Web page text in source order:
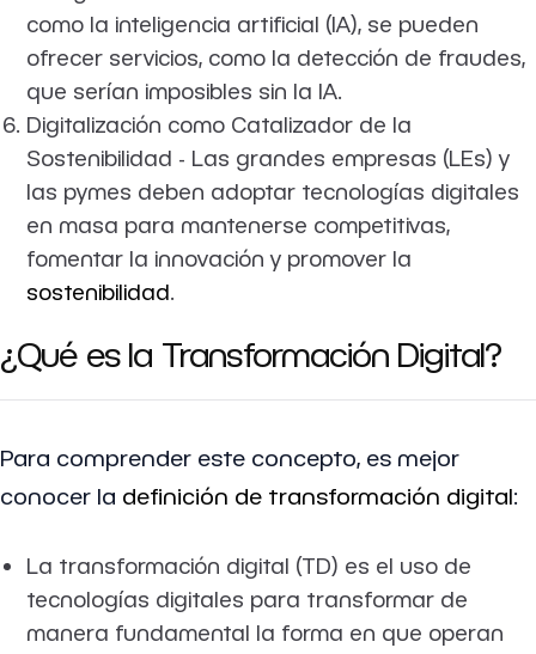
como la inteligencia artificial (IA), se pueden
ofrecer servicios, como la detección de fraudes,
que serían imposibles sin la IA.
Digitalización como Catalizador de la
Sostenibilidad - Las grandes empresas (LEs) y
las pymes deben adoptar tecnologías digitales
en masa para mantenerse competitivas,
fomentar la innovación y promover la
sostenibilidad.
¿Qué es la Transformación Digital?
Para comprender este concepto, es mejor
conocer la definición de transformación digital:
La transformación digital (TD) es el uso de
tecnologías digitales para transformar de
manera fundamental la forma en que operan